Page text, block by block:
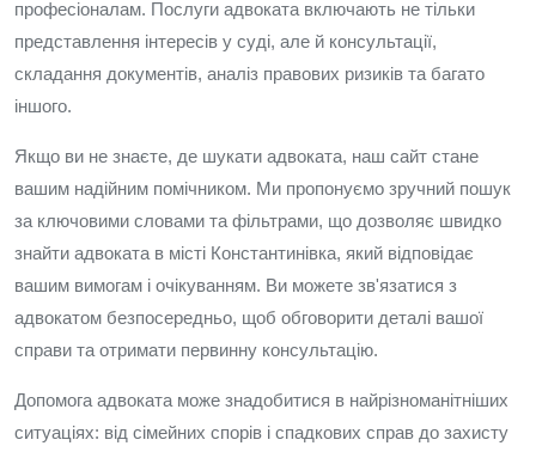
професіоналам. Послуги адвоката включають не тільки
представлення інтересів у суді, але й консультації,
складання документів, аналіз правових ризиків та багато
іншого.
Якщо ви не знаєте, де шукати адвоката, наш сайт стане
вашим надійним помічником. Ми пропонуємо зручний пошук
за ключовими словами та фільтрами, що дозволяє швидко
знайти адвоката в місті Константинівка, який відповідає
вашим вимогам і очікуванням. Ви можете зв'язатися з
адвокатом безпосередньо, щоб обговорити деталі вашої
справи та отримати первинну консультацію.
Допомога адвоката може знадобитися в найрізноманітніших
ситуаціях: від сімейних спорів і спадкових справ до захисту